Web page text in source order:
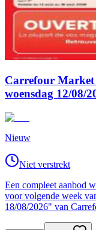
Carrefour Market
woensdag 12/08/
Nieuw
Niet verstrekt
Een compleet aanbod
voor volgende week
18/08/2026" van